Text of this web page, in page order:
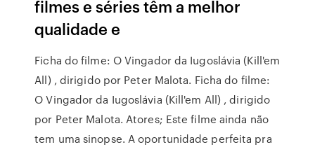
filmes e séries têm a melhor
qualidade e
Ficha do filme: O Vingador da Iugoslávia (Kill'em
All) , dirigido por Peter Malota. Ficha do filme:
O Vingador da Iugoslávia (Kill'em All) , dirigido
por Peter Malota. Atores; Este filme ainda não
tem uma sinopse. A oportunidade perfeita pra